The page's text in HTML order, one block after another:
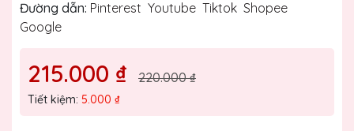
Đường dẫn: Pinterest Youtube Tiktok Shopee
Google
215.000 ₫ 220.000 ₫
Tiết kiệm: 5.000 ₫